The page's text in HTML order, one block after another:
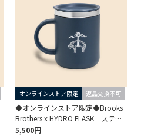
オンラインストア限定 返品交換不可
◆オンラインストア限定◆Brooks
Brothers x HYDRO FLASK ステン
レス コーヒーマグ 12oz
5,500円